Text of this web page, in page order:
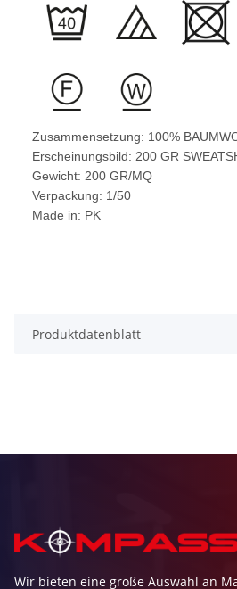
Zusammensetzung: 100%
Erscheinungsbild: 200 GR
Gewicht: 200 GR/MQ
Verpackung: 1/50
Made in: PK
Produktdatenblatt
Wir bieten eine große Auswahl an